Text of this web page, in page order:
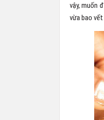
vậy, muốn
vừa bao